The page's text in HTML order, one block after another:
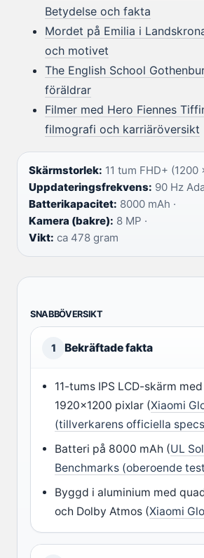
Betydelse och fakta
Mordet på Emilia i
och motivet
The English School
föräldrar
Filmer med Hero Fiennes
filmografi och karriäröversikt
Skärmstorlek: 11 tum FHD+ (1200
Uppdateringsfrekvens: 90 Hz
Batterikapacitet: 8000 mAh ·
Kamera (bakre): 8 MP ·
Vikt: ca 478 gram
SNABBÖVERSIKT
1 Bekräftade fakta
11-tums IPS LCD-skärm
1920×1200 pixlar (Xiaomi
(tillverkarens officiella
Batteri på 8000 mAh (UL
Benchmarks (oberoende
Byggd i aluminium med
och Dolby Atmos (Xiaomi